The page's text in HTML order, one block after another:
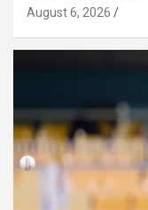
August 6, 2026